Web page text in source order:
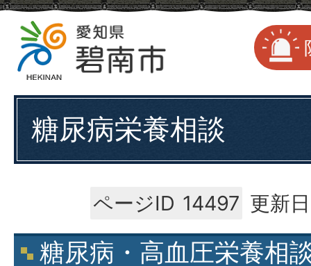
糖尿病栄養相談
ページID 14497 更新
糖尿病・高血圧栄養相